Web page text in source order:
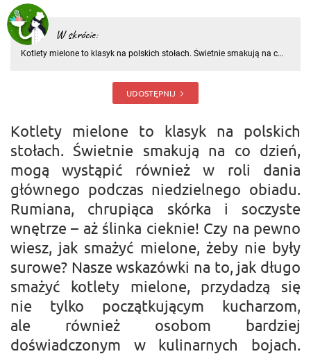
W skrócie:
Kotlety mielone to klasyk na polskich stołach. Świetnie smakują na co
aż ślinka cieknie! Czy na pewno wiesz, jak smażyć mielone,
UDOSTĘPNIJ
Kotlety mielone to klasyk na polskich
stołach. Świetnie smakują na co dzień,
mogą wystąpić również w roli dania
głównego podczas niedzielnego obiadu.
Rumiana, chrupiąca skórka i soczyste
wnętrze – aż ślinka cieknie! Czy na pewno
wiesz, jak smażyć mielone, żeby nie były
surowe? Nasze wskazówki na to, jak długo
smażyć kotlety mielone, przydadzą się
nie tylko początkującym kucharzom,
ale również osobom bardziej
doświadczonym w kulinarnych bojach.